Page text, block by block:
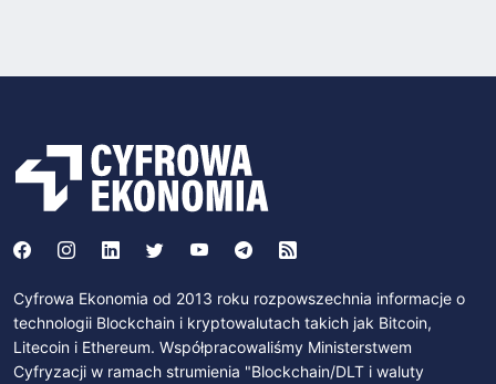
Cyfrowa Ekonomia od 2013 roku rozpowszechnia informacje o
technologii Blockchain i kryptowalutach takich jak Bitcoin,
Litecoin i Ethereum. Współpracowaliśmy Ministerstwem
Cyfryzacji w ramach strumienia "Blockchain/DLT i waluty